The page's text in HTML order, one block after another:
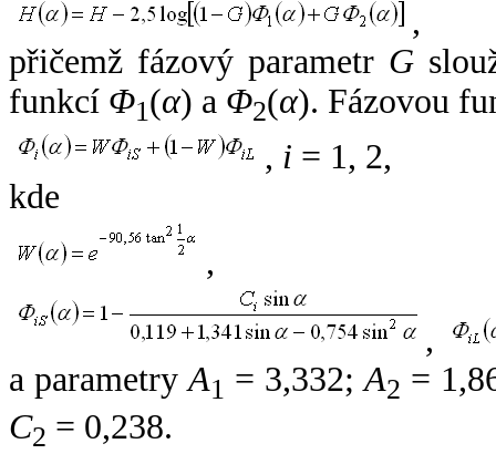
,
přičemž fázový parametr G
funkcí Φ1(α) a Φ2(α). Fázovou
, i = 1, 2,
kde
,
,
a parametryA1 = 3,332;A2 =
C2 = 0,238.